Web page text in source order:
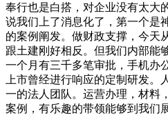
奉行也是白搭，对企业没有太大
说我们上了消息化了，第一个是
的案例阐发。做财政支撑，今天
跟土建刚好相反。但我们内部能
一个月有三千多笔审批，手机办
上市曾经进行响应的定制研发。
一的法人团队。运营办理，材料
案例，有乐趣的带领能够到我们